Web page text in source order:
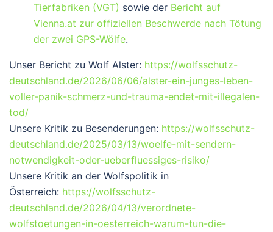
Tierfabriken (VGT) sowie der Bericht auf
Vienna.at zur offiziellen Beschwerde nach Tötung
der zwei GPS-Wölfe.
Unser Bericht zu Wolf Alster: https://wolfsschutz-
deutschland.de/2026/06/06/alster-ein-junges-leben-
voller-panik-schmerz-und-trauma-endet-mit-illegalen-
tod/
Unsere Kritik zu Besenderungen: https://wolfsschutz-
deutschland.de/2025/03/13/woelfe-mit-sendern-
notwendigkeit-oder-ueberfluessiges-risiko/
Unsere Kritik an der Wolfspolitik in
Österreich: https://wolfsschutz-
deutschland.de/2026/04/13/verordnete-
wolfstoetungen-in-oesterreich-warum-tun-die-